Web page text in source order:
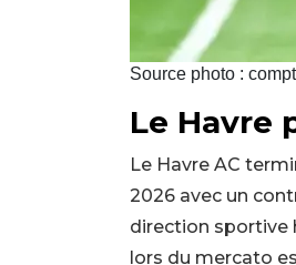
Source photo :
Le Havre
Le Havre AC
2026 avec un
direction sportive
lors du mercato